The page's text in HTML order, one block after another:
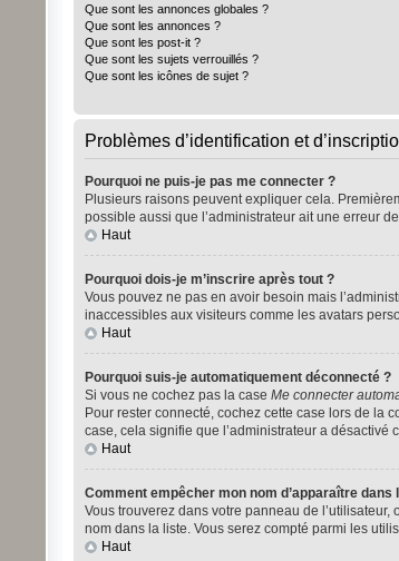
Que sont les annonces globales ?
Que sont les annonces ?
Que sont les post-it ?
Que sont les sujets verrouillés ?
Que sont les icônes de sujet ?
Problèmes d’identification et
Pourquoi ne puis-je pas me connecter ?
Plusieurs raisons peuvent expliquer cela.
possible aussi que l’administrateur ait une erreur
Haut
Pourquoi dois-je m’inscrire après tout ?
Vous pouvez ne pas en avoir besoin mais
inaccessibles aux visiteurs comme les avatars
Haut
Pourquoi suis-je automatiquement déconnecté ?
Si vous ne cochez pas la case Me connecter
Pour rester connecté, cochez cette case lors de la
case, cela signifie que l’administrateur a désactivé
Haut
Comment empêcher mon nom d’apparaître
Vous trouverez dans votre panneau de l’utilisateur,
nom dans la liste. Vous serez compté parmi les
Haut